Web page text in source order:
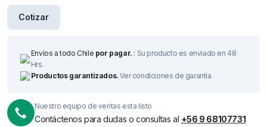
Cotizar
Envíos a todo Chile por pagar. : Su producto es enviado en 48
Hrs.
Productos garantizados. Ver condiciones de garantía
Nuestro equipo de ventas esta listo
Contáctenos para dudas o consultas al +56 9 68107731